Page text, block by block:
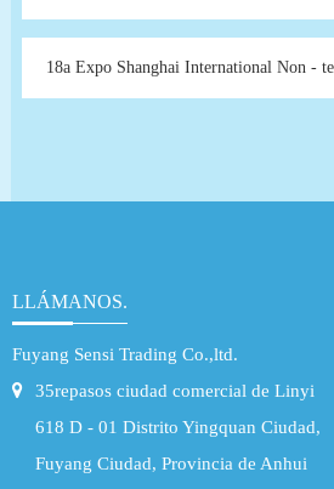
18a Expo Shanghai International Non -
LLÁMANOS.
Fuyang Sensi Trading Co.,ltd.
35repasos ciudad comercial de Linyi
618 D - 01 Distrito Yingquan Ciudad,
Fuyang Ciudad, Provincia de Anhui